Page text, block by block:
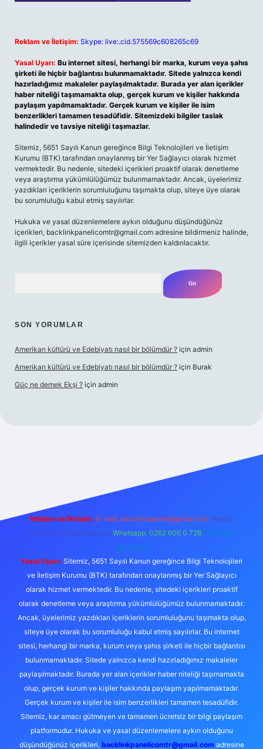
Reklam ve İletişim: Skype: live:.cid.575569c608265c69
Yasal Uyarı: Bu internet sitesi, herhangi bir marka, kurum veya şahıs
şirketi ile hiçbir bağlantısı bulunmamaktadır. Sitede yalnızca kendi
hazırladığımız makaleler paylaşılmaktadır. Burada yer alan içerikler
haber niteliği taşımamakta olup, gerçek kurum ve kişiler hakkında
paylaşım yapılmamaktadır. Gerçek kurum ve kişiler ile isim
benzerlikleri tamamen tesadüfidir. Sitemizdeki bilgiler taslak
halindedir ve tavsiye niteliği taşımazlar.
Sitemiz, 5651 Sayılı Kanun gereğince Bilgi Teknolojileri ve İletişim
Kurumu (BTK) tarafından onaylanmış bir Yer Sağlayıcı olarak hizmet
vermektedir. Bu nedenle, sitedeki içerikleri proaktif olarak denetleme
veya araştırma yükümlülüğümüz bulunmamaktadır. Ancak, üyelerimiz
yazdıkları içeriklerin sorumluluğunu taşımakta olup, siteye üye olarak
bu sorumluluğu kabul etmiş sayılırlar.
Hukuka ve yasal düzenlemelere aykırı olduğunu düşündüğünüz
içerikleri, backlinkpanelicomtr@gmail.com adresine bildirmeniz halinde,
ilgili içerikler yasal süre içerisinde sitemizden kaldırılacaktır.
SON YORUMLAR
Amerikan kültürü ve Edebiyatı nasıl bir bölümdür ? için admin
Amerikan kültürü ve Edebiyatı nasıl bir bölümdür ? için Burak
Güç ne demek Ekşi ? için admin
Reklam ve İletişim: E-mail: backlinkpaneli@gmail.com Teams:
forumhizmeti@gmail.com Whatsapp: 0262 606 0 726 Telegram:
@karabul
Yasal Uyarı: Sitemiz, 5651 Sayılı Kanun gereğince Bilgi Teknolojileri
ve İletişim Kurumu (BTK) tarafından onaylanmış bir Yer Sağlayıcı
olarak hizmet vermektedir. Bu nedenle, sitedeki içerikleri proaktif
olarak denetleme veya araştırma yükümlülüğümüz bulunmamaktadır.
Ancak, üyelerimiz yazdıkları içeriklerin sorumluluğunu taşımakta olup,
siteye üye olarak bu sorumluluğu kabul etmiş sayılırlar. Bu internet
sitesi, herhangi bir marka, kurum veya şahıs şirketi ile hiçbir bağlantısı
bulunmamaktadır. Sitede yalnızca kendi hazırladığımız makaleler
paylaşılmaktadır. Burada yer alan içerikler haber niteliği taşımamakta
olup, gerçek kurum ve kişiler hakkında paylaşım yapılmamaktadır.
Gerçek kurum ve kişiler ile isim benzerlikleri tamamen tesadüfidir.
Sitemiz, kar amacı gütmeyen ve tamamen ücretsiz bir bilgi paylaşım
platformudur. Hukuka ve yasal düzenlemelere aykırı olduğunu
düşündüğünüz içerikleri, backlinkpanelicomtr@gmail.comadresine